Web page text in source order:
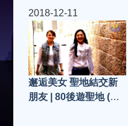
2018-12-11
邂逅美女 聖地結交新
朋友 | 80後遊聖地 (第